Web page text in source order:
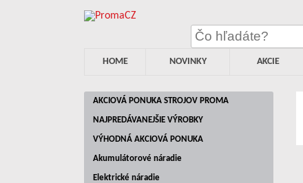
HOME NOVINKY AKCIE
AKCIOVÁ PONUKA STROJOV PROMA
NAJPREDÁVANEJŠIE VÝROBKY
VÝHODNÁ AKCIOVÁ PONUKA
Akumulátorové náradie
Elektrické náradie